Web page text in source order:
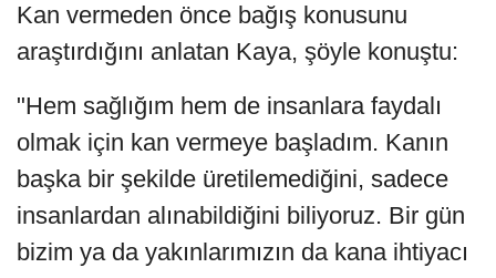
Kan vermeden önce bağış konusunu
araştırdığını anlatan Kaya, şöyle konuştu:
"Hem sağlığım hem de insanlara faydalı
olmak için kan vermeye başladım. Kanın
başka bir şekilde üretilemediğini, sadece
insanlardan alınabildiğini biliyoruz. Bir gün
bizim ya da yakınlarımızın da kana ihtiyacı